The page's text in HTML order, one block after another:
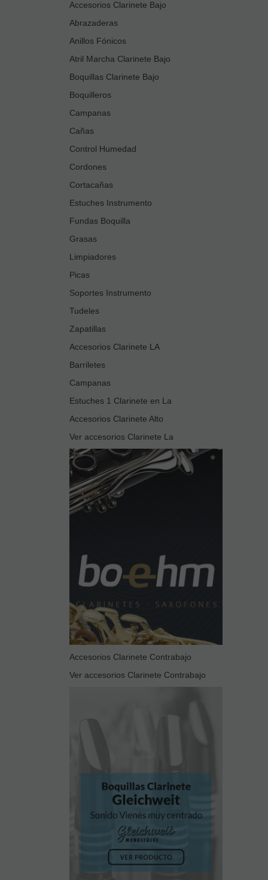
Accesorios Clarinete Bajo
Abrazaderas
Anillos Fónicos
Atril Marcha Clarinete Bajo
Boquillas Clarinete Bajo
Boquilleros
Campanas
Cañas
Control Humedad
Cordones
Cortacañas
Estuches Instrumento
Fundas Boquilla
Grasas
Limpiadores
Picas
Soportes Instrumento
Tudeles
Zapatillas
Accesorios Clarinete LA
Barriletes
Campanas
Estuches 1 Clarinete en La
Accesorios Clarinete Alto
Ver accesorios Clarinete La
Accesorios Clarinete Contrabajo
Ver accesorios Clarinete Contrabajo